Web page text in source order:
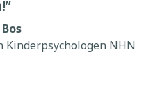
”
Kinderpsychologen NHN